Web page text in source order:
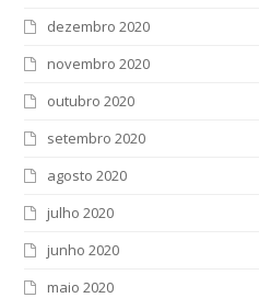
dezembro 2020
novembro 2020
outubro 2020
setembro 2020
agosto 2020
julho 2020
junho 2020
maio 2020